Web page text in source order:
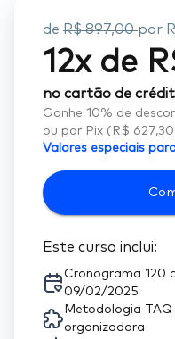
de R$ 897,00 por
12x de
no cartão de
Ganhe 10% de
ou por Pix ( R$ 627,30
Valores especiais
Este curso inclui:
​Cronograma 120
09/02/2025
Metodologia
organizadora